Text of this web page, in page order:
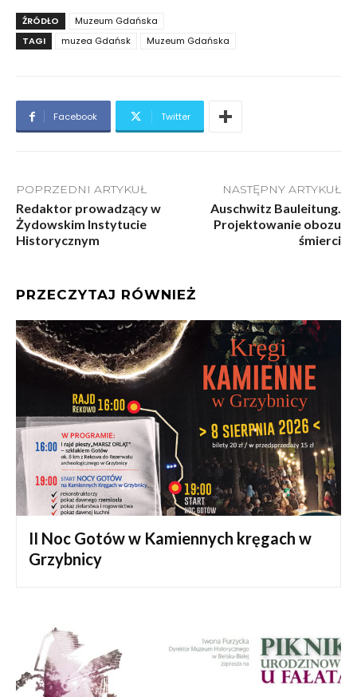
ŹRÓDŁO
Muzeum Gdańska
TAGI
muzea Gdańsk Muzeum Gdańska
Facebook Twitter
POPRZEDNI ARTYKUŁ
Redaktor prowadzący w
Żydowskim Instytucie
Historycznym
NASTĘPNY ARTYKUŁ
Auschwitz Bauleitung.
Projektowanie obozu
śmierci
PRZECZYTAJ RÓWNIEŻ
II Noc Gotów w Kamiennych kręgach w
Grzybnicy